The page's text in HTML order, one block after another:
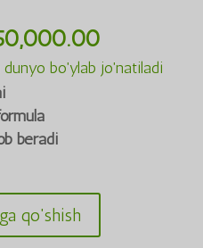
Joriy
narx:
bo'ylab jo'natiladi
beradi
qo'shish